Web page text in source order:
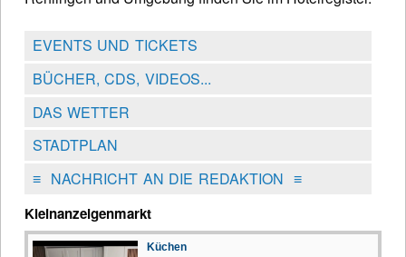
EVENTS UND TICKETS
BÜCHER, CDS, VIDEOS...
DAS WETTER
STADTPLAN
≡NACHRICHT AN DIE REDAKTION ≡
Kleinanzeigenmarkt
Küchen